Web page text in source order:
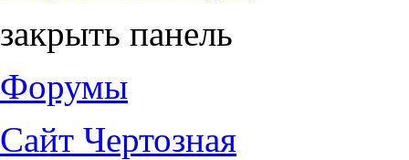
закрыть панель
Форумы
Сайт Чертозная